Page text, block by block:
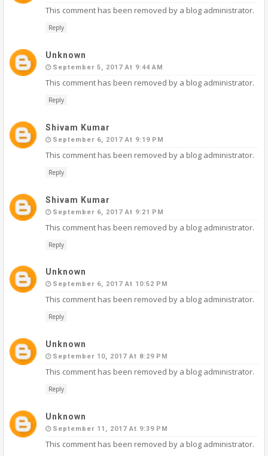
This comment has been removed by a blog administrator.
Reply
Unknown
September 5, 2017 At 9:44 AM
This comment has been removed by a blog administrator.
Reply
Shivam Kumar
September 6, 2017 At 9:19 PM
This comment has been removed by a blog administrator.
Reply
Shivam Kumar
September 6, 2017 At 9:21 PM
This comment has been removed by a blog administrator.
Reply
Unknown
September 6, 2017 At 10:52 PM
This comment has been removed by a blog administrator.
Reply
Unknown
September 10, 2017 At 8:29 PM
This comment has been removed by a blog administrator.
Reply
Unknown
September 11, 2017 At 9:39 PM
This comment has been removed by a blog administrator.